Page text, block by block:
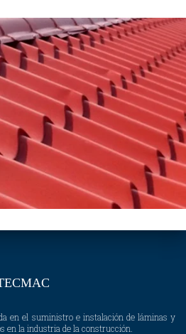
en el suministro e instalación de láminas y
en la industria de la construcción.